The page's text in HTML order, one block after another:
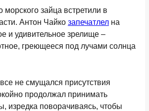
морского зайца встретили в
Антон Чайко запечатлел на
и удивительное зрелище –
греющееся под лучами солнца
не смущался присутствия
продолжал принимать
изредка поворачиваясь, чтобы